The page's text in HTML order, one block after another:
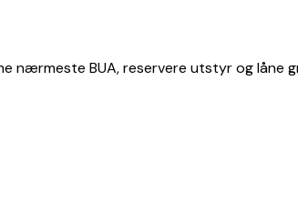
nærmeste BUA, reservere utstyr og låne